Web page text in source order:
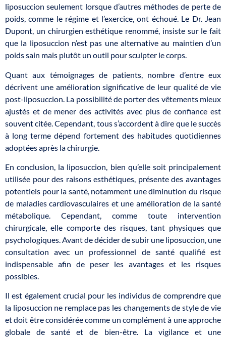
liposuccion seulement lorsque d’autres méthodes de perte de
poids, comme le régime et l’exercice, ont échoué. Le Dr. Jean
Dupont, un chirurgien esthétique renommé, insiste sur le fait
que la liposuccion n’est pas une alternative au maintien d’un
poids sain mais plutôt un outil pour sculpter le corps.
Quant aux témoignages de patients, nombre d’entre eux
décrivent une amélioration significative de leur qualité de vie
post-liposuccion. La possibilité de porter des vêtements mieux
ajustés et de mener des activités avec plus de confiance est
souvent citée. Cependant, tous s’accordent à dire que le succès
à long terme dépend fortement des habitudes quotidiennes
adoptées après la chirurgie.
En conclusion, la liposuccion, bien qu’elle soit principalement
utilisée pour des raisons esthétiques, présente des avantages
potentiels pour la santé, notamment une diminution du risque
de maladies cardiovasculaires et une amélioration de la santé
métabolique. Cependant, comme toute intervention
chirurgicale, elle comporte des risques, tant physiques que
psychologiques. Avant de décider de subir une liposuccion, une
consultation avec un professionnel de santé qualifié est
indispensable afin de peser les avantages et les risques
possibles.
Il est également crucial pour les individus de comprendre que
la liposuccion ne remplace pas les changements de style de vie
et doit être considérée comme un complément à une approche
globale de santé et de bien-être. La vigilance et une